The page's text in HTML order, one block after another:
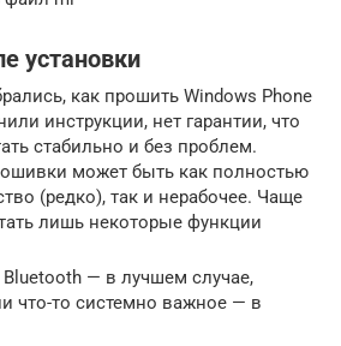
установки
как прошить Windows Phone
инструкции, нет гарантии, что
стабильно и без проблем.
может быть как полностью
(редко), так и нерабочее. Чаще
лишь некоторые функции
— в лучшем случае,
что-то системно важное — в